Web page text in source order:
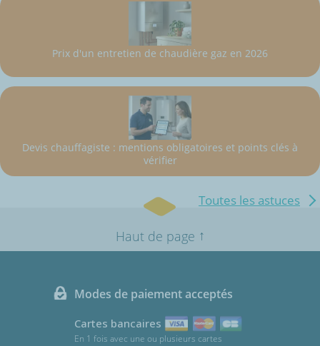
Prix d'un entretien de chaudière gaz en 2026
Devis chauffagiste : mentions obligatoires et points clés à
vérifier
Toutes les astuces
Haut de page ↑
Modes de paiement acceptés
Cartes bancaires
En 1 fois avec une ou plusieurs cartes